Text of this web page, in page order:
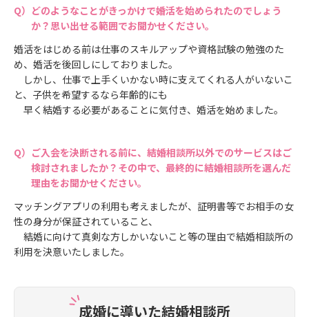
どのようなことがきっかけで婚活を始められたのでしょう
か？思い出せる範囲でお聞かせください。
婚活をはじめる前は仕事のスキルアップや資格試験の勉強のた
め、婚活を後回しにしておりました。
しかし、仕事で上手くいかない時に支えてくれる人がいないこ
と、子供を希望するなら年齢的にも
早く結婚する必要があることに気付き、婚活を始めました。
ご入会を決断される前に、結婚相談所以外でのサービスはご
検討されましたか？その中で、最終的に結婚相談所を選んだ
理由をお聞かせください。
マッチングアプリの利用も考えましたが、証明書等でお相手の女
性の身分が保証されていること、
結婚に向けて真剣な方しかいないこと等の理由で結婚相談所の
利用を決意いたしました。
成婚に導いた結婚相談所